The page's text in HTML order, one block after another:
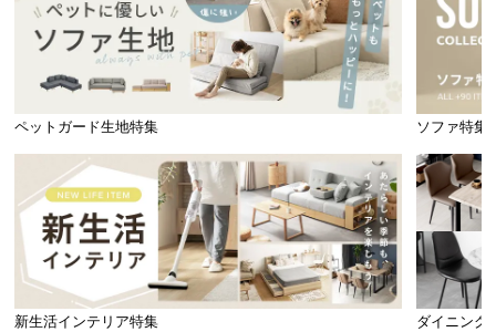
ペットガード生地特集 ソファ特集
新生活インテリア特集 ダイニング